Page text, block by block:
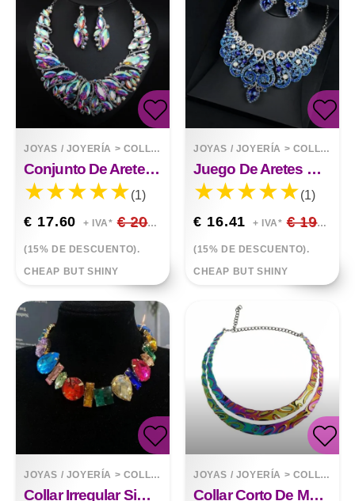
JOYAS / JOYERÍA > COLLARES
Conjunto De Aretes De Collar De Cristal
(1)
€ 17.60 + IVA* € 20.71
(15% DE DESCUENTO).
CHEAP BUT SHINY
JOYAS / JOYERÍA > COLLARES
Juego De Aretes De Collar De Cristal Azul
(1)
€ 16.41 + IVA* € 19.31
(15% DE DESCUENTO).
CHEAP BUT SHINY
JOYAS / JOYERÍA > COLLARES
Collar Irregular Simple E Indiferente Feng Shui Drill
JOYAS / JOYERÍA > COLLARES
Collar Corto De Metal Con Patrón Ovalado